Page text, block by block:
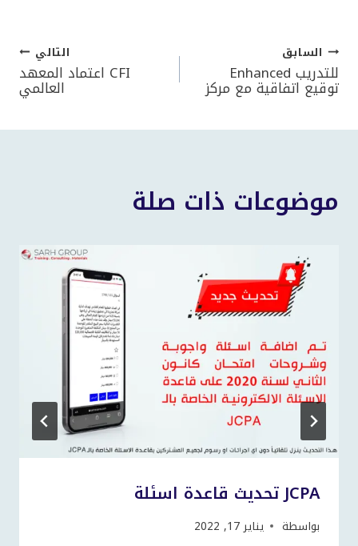
تصفّح
السابق
للتدريب Enhanced
توقيع اتفاقية مع مركز
التالي
CFI اعتماد المعهد
العالمي
موضوعات ذات صلة
JCPA تحديث قاعدة اسئلة
بواسطة يناير 17, 2022